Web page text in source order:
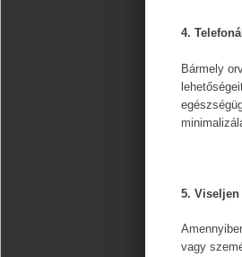
4.
Bármely
5.
vagy